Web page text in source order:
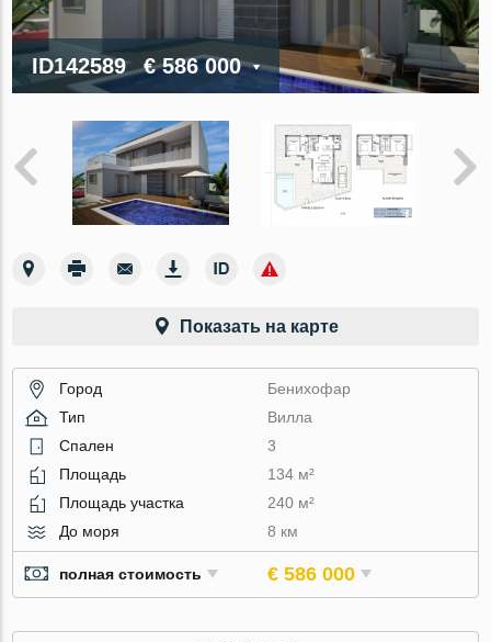
ID142589 € 586 000
Показать на карте
Город
Бенихофар
Тип
Вилла
Спален
3
Площадь
134 м²
Площадь участка
240 м²
До моря
8 км
полная стоимость € 586 000